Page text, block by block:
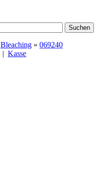
Bleaching » 069240
| Kasse